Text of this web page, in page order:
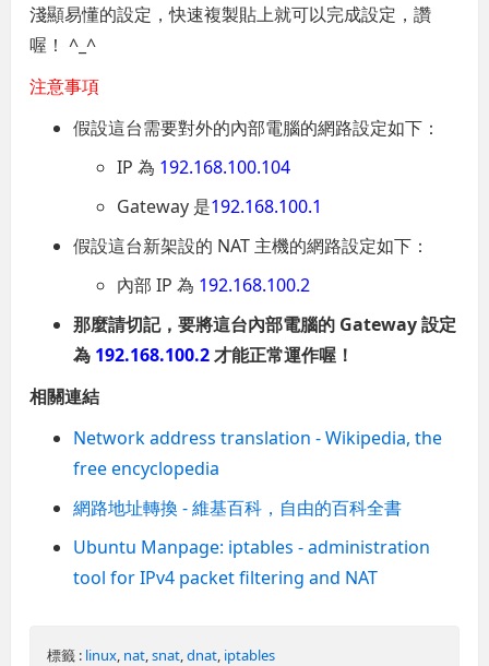
淺顯易懂的設定，快速複製貼上就可以完成設定，讚
喔！ ^_^
注意事項
假設這台需要對外的內部電腦的網路設定如下：
IP 為 192.168.100.104
Gateway 是192.168.100.1
假設這台新架設的 NAT 主機的網路設定如下：
內部 IP 為 192.168.100.2
那麼請切記，要將這台內部電腦的 Gateway 設定
為 192.168.100.2才能正常運作喔！
相關連結
Network address translation - Wikipedia, the
free encyclopedia
網路地址轉換 - 維基百科，自由的百科全書
Ubuntu Manpage: iptables - administration
tool for IPv4 packet filtering and NAT
標籤 : linux nat ,snat ,dnat iptables